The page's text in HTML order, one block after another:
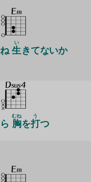
ね生
い
きてないか
ら 胸
むね
を打
う
つ